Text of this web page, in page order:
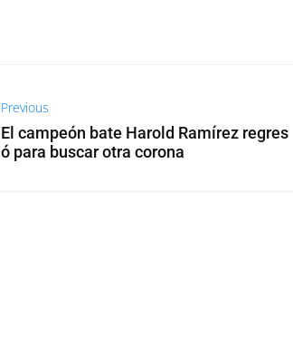
Previous
El campeón bate Harold Ramírez regres
ó para buscar otra corona